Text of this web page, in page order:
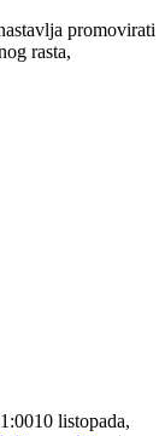
promovirati
rasta,
10 listopada,